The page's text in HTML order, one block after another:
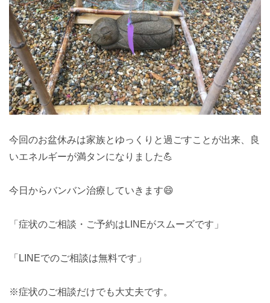
今回のお盆休みは家族とゆっくりと過ごすことが出来、良
いエネルギーが満タンになりました💪
今日からバンバン治療していきます😄
「症状のご相談・ご予約はLINEがスムーズです」
「LINEでのご相談は無料です」
※症状のご相談だけでも大丈夫です。